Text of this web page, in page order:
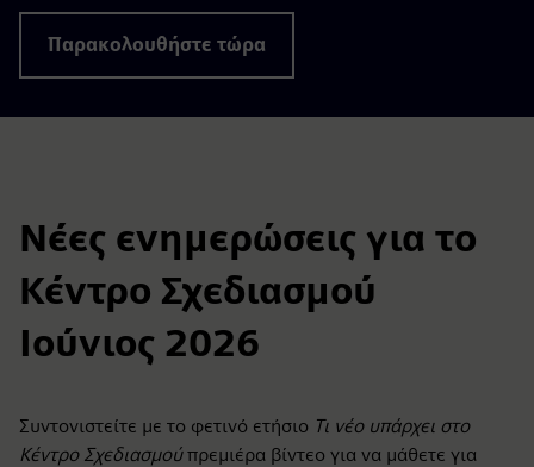
Παρακολουθήστε τώρα
Νέες ενημερώσεις για το
Κέντρο Σχεδιασμού
Ιούνιος 2026
Συντονιστείτε με το φετινό ετήσιο Τι νέο υπάρχει στο
Κέντρο Σχεδιασμούπρεμιέρα βίντεο για να μάθετε για